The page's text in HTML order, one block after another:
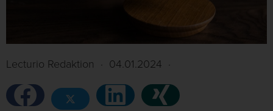
Lecturio Redaktion · 04.01.2024 ·